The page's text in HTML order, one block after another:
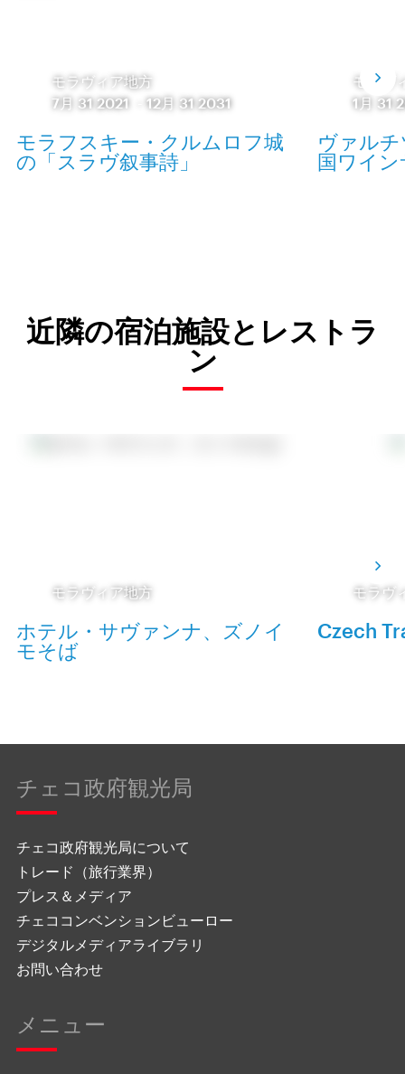
モラヴィア地方
7月 31 2021
12月 31 2031
モラフスキー・クルムロフ城
の「スラヴ叙事詩」
モラヴ
1月 31
ヴァル
国ワイ
近隣の宿泊施設とレストラ
ン
モラヴィア地方
ホテル・サヴァンナ、ズノイ
モそば
モラヴ
Czech
チェコ政府観光局
チェコ政府観光局について
トレード（旅行業界）
プレス＆メディア
チェココンベンションビューロー
デジタルメディアライブラリ
お問い合わせ
メニュー